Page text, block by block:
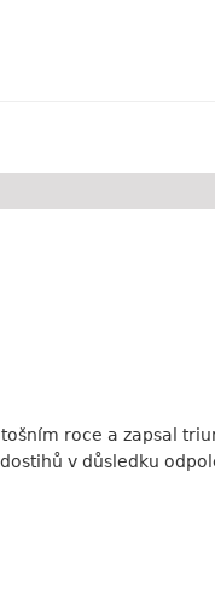
roce a zapsal
v důsledku